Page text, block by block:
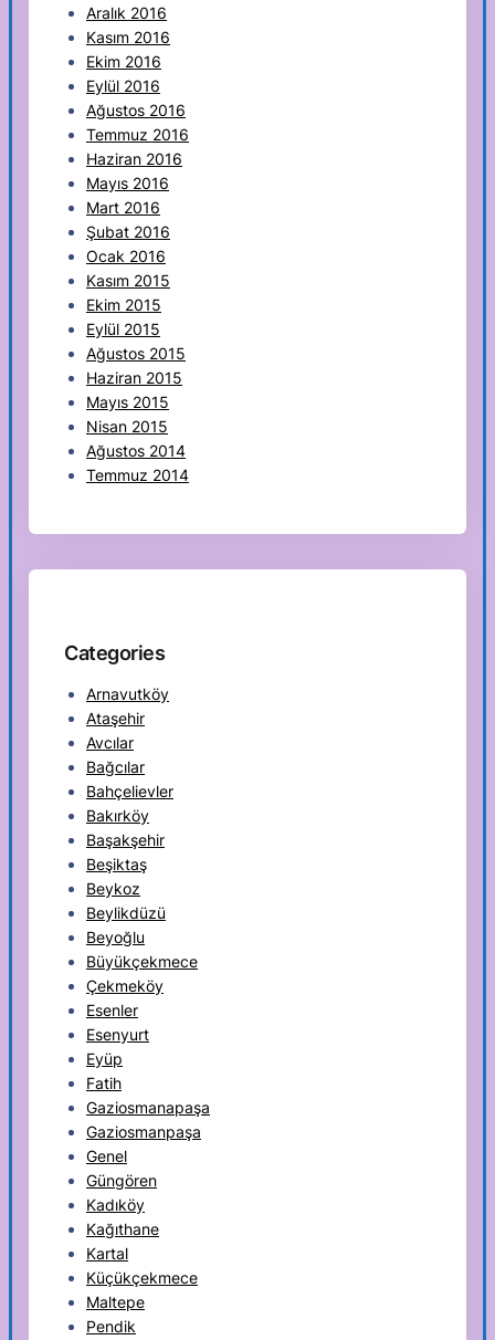
Aralık 2016
Kasım 2016
Ekim 2016
Eylül 2016
Ağustos 2016
Temmuz 2016
Haziran 2016
Mayıs 2016
Mart 2016
Şubat 2016
Ocak 2016
Kasım 2015
Ekim 2015
Eylül 2015
Ağustos 2015
Haziran 2015
Mayıs 2015
Nisan 2015
Ağustos 2014
Temmuz 2014
Categories
Arnavutköy
Ataşehir
Avcılar
Bağcılar
Bahçelievler
Bakırköy
Başakşehir
Beşiktaş
Beykoz
Beylikdüzü
Beyoğlu
Büyükçekmece
Çekmeköy
Esenler
Esenyurt
Eyüp
Fatih
Gaziosmanapaşa
Gaziosmanpaşa
Genel
Güngören
Kadıköy
Kağıthane
Kartal
Küçükçekmece
Maltepe
Pendik